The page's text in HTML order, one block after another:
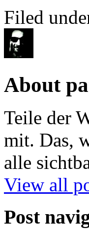
Filed
About
Teile der
mit. Das,
alle
View all
Post